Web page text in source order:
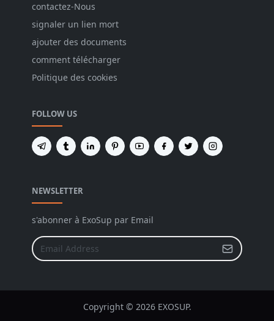
contactez-Nous
signaler un lien mort
ajouter des documents
comment télécharger
Politique des cookies
FOLLOW US
NEWSLETTER
s'abonner à ExoSup par Email
Copyright © 2026 EXOSUP.